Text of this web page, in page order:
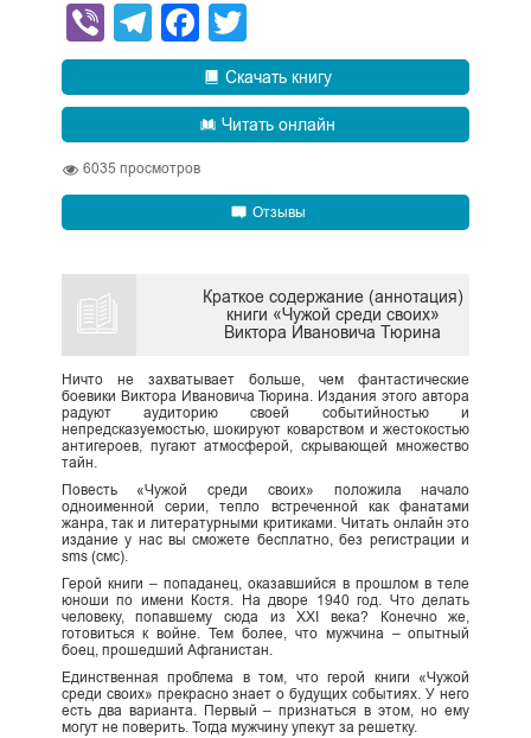
ViberTelegram
Facebook
Скачать книгу
Читать онлайн
6035 просмотров
Отзывы
Краткое содержание (аннотация)
книги «Чужой среди своих»
Виктора Ивановича Тюрина
Ничто не захватывает больше, чем фантастические
боевики Виктора Ивановича Тюрина. Издания этого автора
радуют аудиторию своей событийностью и
непредсказуемостью, шокируют коварством и жестокостью
антигероев, пугают атмосферой, скрывающей множество
тайн.
Повесть «Чужой среди своих» положила начало
одноименной серии, тепло встреченной как фанатами
жанра, так и литературными критиками. Читать онлайн это
издание у нас вы сможете бесплатно, без регистрации и
sms (смс).
Герой книги – попаданец, оказавшийся в прошлом в теле
юноши по имени Костя. На дворе 1940 год. Что делать
человеку, попавшему сюда из XXI века? Конечно же,
готовиться к войне. Тем более, что мужчина – опытный
боец, прошедший Афганистан.
Единственная проблема в том, что герой книги «Чужой
среди своих» прекрасно знает о будущих событиях. У него
есть два варианта. Первый – признаться в этом, но ему
могут не поверить. Тогда мужчину упекут за решетку.